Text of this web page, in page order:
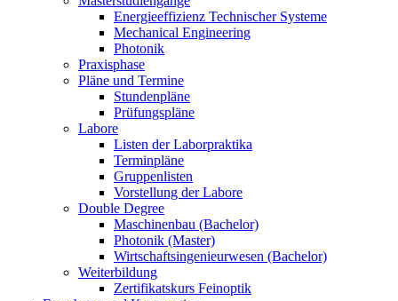
Energieeffizienz Technischer Systeme
Mechanical Engineering
Photonik
Praxisphase
Pläne und Termine
Stundenpläne
Prüfungspläne
Labore
Listen der Laborpraktika
Terminpläne
Gruppenlisten
Vorstellung der Labore
Double Degree
Maschinenbau (Bachelor)
Photonik (Master)
Wirtschaftsingenieurwesen (Bachelor)
Weiterbildung
Zertifikatskurs Feinoptik